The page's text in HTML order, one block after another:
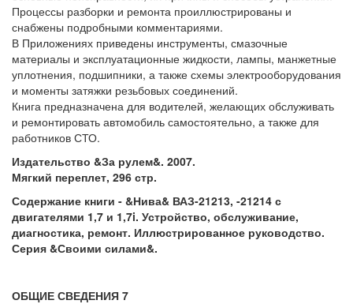
Процессы разборки и ремонта проиллюстрированы и
снабжены подробными комментариями.
В Приложениях приведены инструменты, смазочные
материалы и эксплуатационные жидкости, лампы, манжетные
уплотнения, подшипники, а также схемы электрооборудования
и моменты затяжки резьбовых соединений.
Книга предназначена для водителей, желающих обслуживать
и ремонтировать автомобиль самостоятельно, а также для
работников СТО.
Издательство &За рулем&. 2007.
Мягкий переплет, 296 стр.
Содержание книги - &Нива& ВАЗ-21213, -21214 с
двигателями 1,7 и 1,7i. Устройство, обслуживание,
диагностика, ремонт. Иллюстрированное руководство.
Серия &Своими силами&.
ОБЩИЕ СВЕДЕНИЯ 7